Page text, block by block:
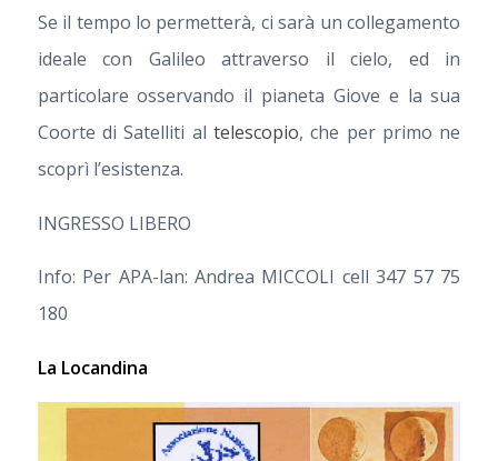
Se il tempo lo permetterà, ci sarà un collegamento
ideale con Galileo attraverso il cielo, ed in
particolare osservando il pianeta Giove e la sua
Coorte di Satelliti al telescopio, che per primo ne
scoprì l’esistenza.
INGRESSO LIBERO
Info: Per APA-lan: Andrea MICCOLI cell 347 57 75
180
La Locandina